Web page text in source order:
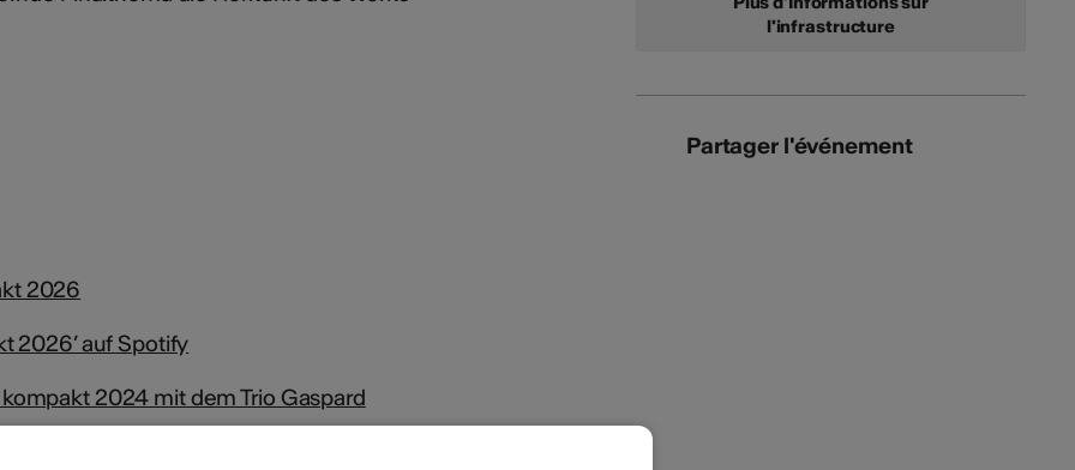
2026
2026’ auf Spotify
2024 mit dem Trio Gaspard
kammermusik/kammermusik-kompakt
l'infrastructure
Partager l'événement